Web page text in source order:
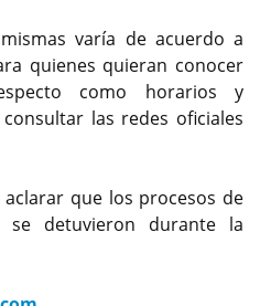
varía de acuerdo a
quienes quieran conocer
como horarios y
las redes oficiales
que los procesos de
se detuvieron durante la